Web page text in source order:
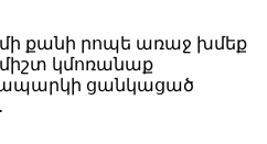
մի քանի րոպե առաջ խմեք
կմոռանաք
ցանկացած